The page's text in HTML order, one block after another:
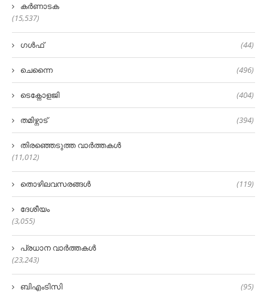
കർണാടക
(15,537)
ഗൾഫ് (44)
ചെന്നൈ (496)
ടെക്നോളജി (404)
തമിഴ്നാട് (394)
തിരഞ്ഞെടുത്ത വാർത്തകൾ
(11,012)
തൊഴിലവസരങ്ങൾ (119)
ദേശീയം
(3,055)
പ്രധാന വാർത്തകൾ
(23,243)
ബിഎംടിസി (95)